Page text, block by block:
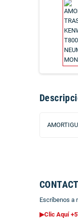
Escríbenos a
▶Clic Aquí